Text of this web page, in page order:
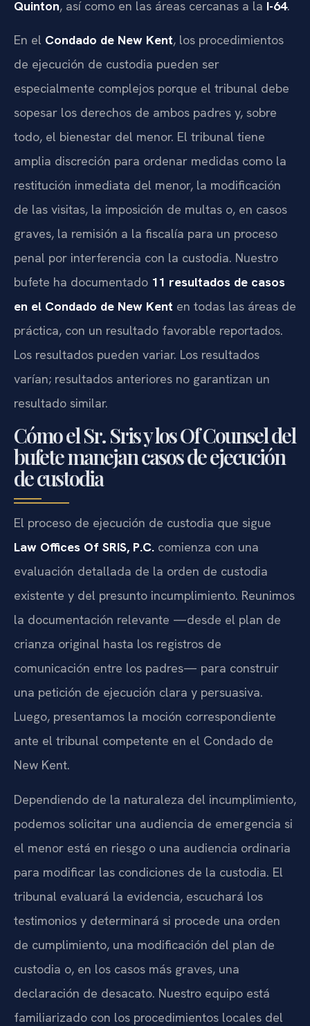
Quinton, así como en las áreas cercanas a la I-64.
En el Condado de New Kent, los procedimientos
de ejecución de custodia pueden ser
especialmente complejos porque el tribunal debe
sopesar los derechos de ambos padres y, sobre
todo, el bienestar del menor. El tribunal tiene
amplia discreción para ordenar medidas como la
restitución inmediata del menor, la modificación
de las visitas, la imposición de multas o, en casos
graves, la remisión a la fiscalía para un proceso
penal por interferencia con la custodia. Nuestro
bufete ha documentado 11 resultados de casos
en el Condado de New Kent en todas las áreas de
práctica, con un resultado favorable reportados.
Los resultados pueden variar. Los resultados
varían; resultados anteriores no garantizan un
resultado similar.
Cómo el Sr. Sris y los Of Counsel del
bufete manejan casos de ejecución
de custodia
El proceso de ejecución de custodia que sigue
Law Offices Of SRIS, P.C. comienza con una
evaluación detallada de la orden de custodia
existente y del presunto incumplimiento. Reunimos
la documentación relevante —desde el plan de
crianza original hasta los registros de
comunicación entre los padres— para construir
una petición de ejecución clara y persuasiva.
Luego, presentamos la moción correspondiente
ante el tribunal competente en el Condado de
New Kent.
Dependiendo de la naturaleza del incumplimiento,
podemos solicitar una audiencia de emergencia si
el menor está en riesgo o una audiencia ordinaria
para modificar las condiciones de la custodia. El
tribunal evaluará la evidencia, escuchará los
testimonios y determinará si procede una orden
de cumplimiento, una modificación del plan de
custodia o, en los casos más graves, una
declaración de desacato. Nuestro equipo está
familiarizado con los procedimientos locales del